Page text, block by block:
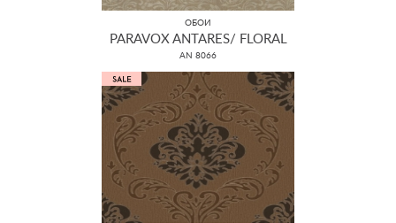
ОБОИ
PARAVOX ANTARES/ FLORAL
AN 8066